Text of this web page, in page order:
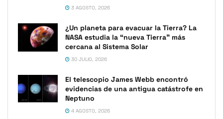
3 AGOSTO, 2026
¿Un planeta para evacuar la Tierra? La
NASA estudia la “nueva Tierra” más
cercana al Sistema Solar
30 JULIO, 2026
El telescopio James Webb encontró
evidencias de una antigua catástrofe en
Neptuno
4 AGOSTO, 2026